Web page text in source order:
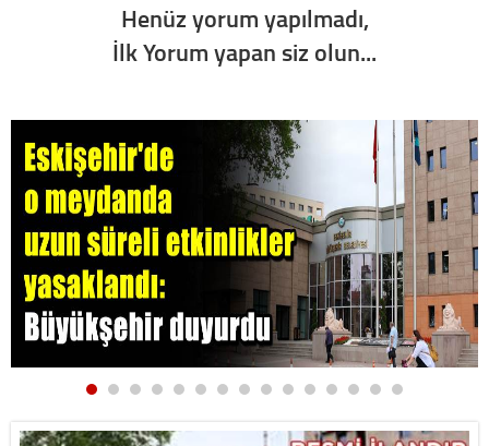
Henüz yorum yapılmadı,
İlk Yorum yapan siz olun...